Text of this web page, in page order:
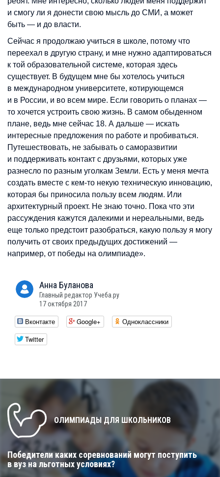
и смогу ли я донести свою мысль до СМИ, а может
быть — и до власти.
Сейчас я продолжаю учиться в школе, потому что
переехал в другую страну, и мне нужно адаптироваться
к той образовательной системе, которая здесь
существует. В будущем мне бы хотелось учиться
в международном университете, котирующемся
и в России, и во всем мире. Если говорить о планах —
то хочется устроить свою жизнь. В самом обыденном
плане, ведь мне сейчас 18. А дальше — искать
интересные предложения по работе и пробиваться.
Путешествовать, не забывать о саморазвитии
и поддерживать контакт с друзьями, которых уже
разнесло по разным уголкам Земли. Есть у меня мечта
создать вместе с кем-то некую техническую инновацию,
которая бы приносила пользу всем людям. Или
архитектурный проект. Не знаю точно. Пока что эти
рассуждения кажутся далекими и нереальными, ведь
еще только предстоит разобраться, какую пользу я могу
получить от своих предыдущих достижений —
например, от победы на олимпиаде».
Анна Буланова
Главный редактор Учеба.ру
17 октября 2017
Вконтакте Google+
Одноклассники
Twitter
ОЛИМПИАДЫ ДЛЯ ШКОЛЬНИКОВ
Победители каких соревнований могут поступить
в вуз на льготных условиях?